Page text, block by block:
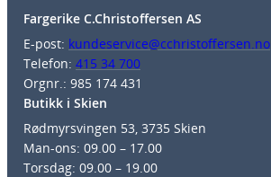
Fargerike C.Christoffersen AS
E-post: kundeservice@cchristoffersen.no
Telefon: 415 34 700
Orgnr.: 985 174 431
Butikk i Skien
Rødmyrsvingen 53, 3735 Skien
Man-ons: 09.00 – 17.00
Torsdag: 09.00 – 19.00